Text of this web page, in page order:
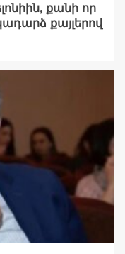
քանի որ
քայլերով